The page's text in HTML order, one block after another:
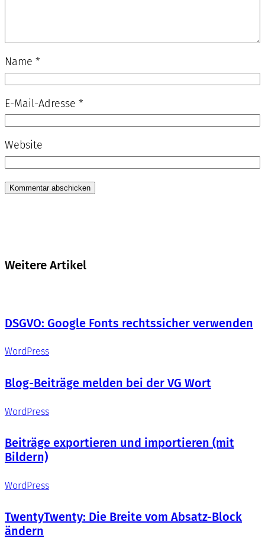
Name *
E-Mail-Adresse *
Website
Weitere Artikel
DSGVO: Google Fonts rechtssicher verwenden
WordPress
Blog-Beiträge melden bei der VG Wort
WordPress
Beiträge exportieren und importieren (mit
Bildern)
WordPress
TwentyTwenty: Die Breite vom Absatz-Block
ändern